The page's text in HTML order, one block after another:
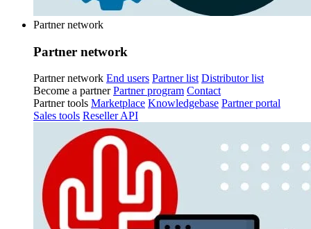
Partner network
Partner network
Partner network End users Partner list Distributor list
Become a partner Partner program Contact
Partner tools Marketplace Knowledgebase Partner portal
Sales tools Reseller API